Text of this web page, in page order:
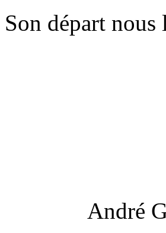
Son départ
André